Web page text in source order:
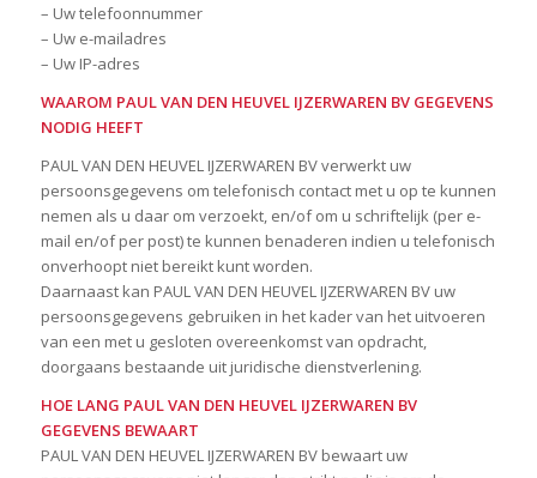
– Uw telefoonnummer
– Uw e-mailadres
– Uw IP-adres
WAAROM PAUL VAN DEN HEUVEL IJZERWAREN BV GEGEVENS
NODIG HEEFT
PAUL VAN DEN HEUVEL IJZERWAREN BV verwerkt uw
persoonsgegevens om telefonisch contact met u op te kunnen
nemen als u daar om verzoekt, en/of om u schriftelijk (per e-
mail en/of per post) te kunnen benaderen indien u telefonisch
onverhoopt niet bereikt kunt worden.
Daarnaast kan PAUL VAN DEN HEUVEL IJZERWAREN BV uw
persoonsgegevens gebruiken in het kader van het uitvoeren
van een met u gesloten overeenkomst van opdracht,
doorgaans bestaande uit juridische dienstverlening.
HOE LANG PAUL VAN DEN HEUVEL IJZERWAREN BV
GEGEVENS BEWAART
PAUL VAN DEN HEUVEL IJZERWAREN BV bewaart uw